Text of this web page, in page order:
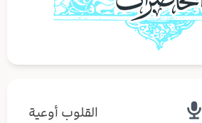
القلوب أوعية